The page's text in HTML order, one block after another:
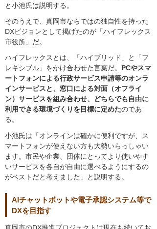
と小池氏は説明する。
そのうえで、真岡市ならではの独自性を持った
DXビジョンとして掲げたのが「ハイフレックス
市役所」だ。
ハイフレックスとは、「ハイブリッド」と「フ
レキシブル」をかけ合わせた言葉だ。 PCやスマ
ートフォンによる行政サービス申請等のオンラ
インサービスと、窓口による対面（オフライ
ン）サービスを組み合わせ、どちらでも自由に
利用できる環境づくりを目標に定めたのであ
る。
小池氏は「オンラインは確かに便利ですが、ス
マートフォンが使えない方も大勢いらっしゃい
ます。市民や企業、団体にとってより使いやす
いサービスを各自が自由に選べるようにするの
がベストだと考えました」と説明する。
AIチャットボットや電子承認システム等で
DXを目指す
真岡市のDX推進プロジェクトは現在も続いてお